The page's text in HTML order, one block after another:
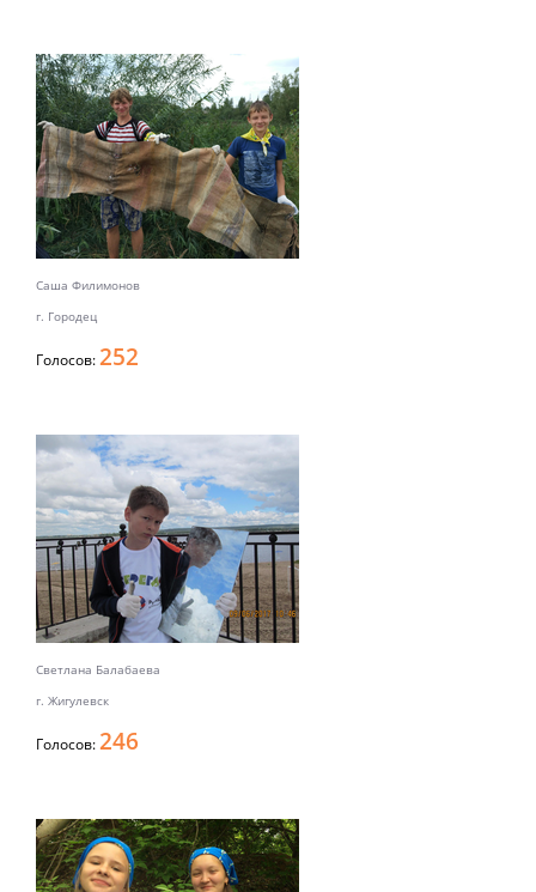
Саша Филимонов
г. Городец
Голосов:252
Светлана Балабаева
г. Жигулевск
Голосов:246